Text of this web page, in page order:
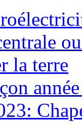
la terre